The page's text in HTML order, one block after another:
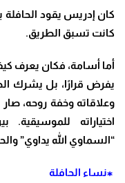
كان إدريس يقود الحافلة
كانت تسبق الطريق.
أما أسامة، فكان يعرف
يفرض قرارًا، بل يشرك
وعلاقاته وخفة روحه،
اختياراته للموسيقية.
“السماوي الله يداوي”
⁎نساء الحافلة